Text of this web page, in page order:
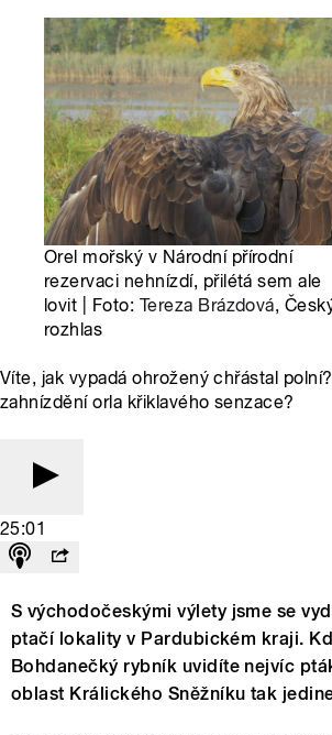
Orel mořský v Národní přírodní
rezervaci nehnízdí, přilétá sem ale
lovit | Foto: Tereza Brázdová,
rozhlas
Víte, jak vypadá ohrožený chřástal
zahnízdění orla křiklavého senzace?
25:01
S východočeskými výlety jsme se
ptačí lokality v Pardubickém kraji.
Bohdanečký rybník uvidíte nejvíc
oblast Králického Sněžníku tak